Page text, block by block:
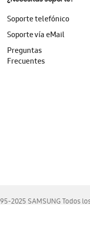
Soporte telefónico
Soporte vía eMail
Preguntas
Frecuentes
2025 SAMSUNG Todos